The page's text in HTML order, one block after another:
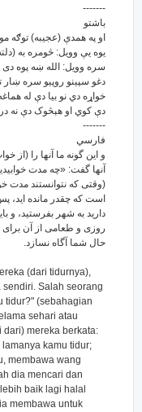
-------
باشتو
او په همدې (عجيبه)
يوه يې وويل: څومره به
سره وويل: الله ښه پوه
دغو سپينو روپيو سره
خواړه دي نو بيا دې له
دې كوي او هېڅوک دې نه
-------
فارسي
و این گونه ما آنها را (از
آنها گفت: «چه مدت
(وقتی که نتوانستند مدت
است که چقدر مانده اید،
دارید به شهر بفرستید، و
روزی و طعامی از آن برای
حال شما آگاه نسازد.
(dari tidurnya),
sendiri. Salah seorang
tidur?" (sebahagian
sehari atau
dari) mereka berkata:
kamu tidur;
membawa wang
dia mencari dan
baik lagi halal
membawa untuk